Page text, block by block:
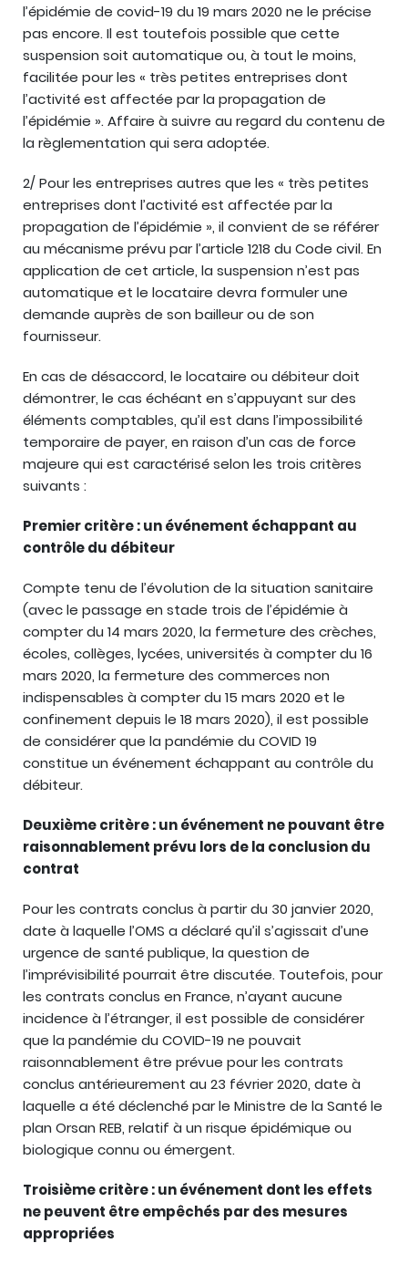
l’épidémie de covid-19 du 19 mars 2020 ne le précise
pas encore. Il est toutefois possible que cette
suspension soit automatique ou, à tout le moins,
facilitée pour les « très petites entreprises dont
l’activité est affectée par la propagation de
l’épidémie ». Affaire à suivre au regard du contenu de
la règlementation qui sera adoptée.
2/ Pour les entreprises autres que les « très petites
entreprises dont l’activité est affectée par la
propagation de l’épidémie », il convient de se référer
au mécanisme prévu par l’article 1218 du Code civil. En
application de cet article, la suspension n’est pas
automatique et le locataire devra formuler une
demande auprès de son bailleur ou de son
fournisseur.
En cas de désaccord, le locataire ou débiteur doit
démontrer, le cas échéant en s’appuyant sur des
éléments comptables, qu’il est dans l’impossibilité
temporaire de payer, en raison d’un cas de force
majeure qui est caractérisé selon les trois critères
suivants :
Premier critère : un événement échappant au
contrôle du débiteur
Compte tenu de l’évolution de la situation sanitaire
(avec le passage en stade trois de l’épidémie à
compter du 14 mars 2020, la fermeture des crèches,
écoles, collèges, lycées, universités à compter du 16
mars 2020, la fermeture des commerces non
indispensables à compter du 15 mars 2020 et le
confinement depuis le 18 mars 2020), il est possible
de considérer que la pandémie du COVID 19
constitue un événement échappant au contrôle du
débiteur.
Deuxième critère : un événement ne pouvant être
raisonnablement prévu lors de la conclusion du
contrat
Pour les contrats conclus à partir du 30 janvier 2020,
date à laquelle l’OMS a déclaré qu’il s’agissait d’une
urgence de santé publique, la question de
l’imprévisibilité pourrait être discutée. Toutefois, pour
les contrats conclus en France, n’ayant aucune
incidence à l’étranger, il est possible de considérer
que la pandémie du COVID-19 ne pouvait
raisonnablement être prévue pour les contrats
conclus antérieurement au 23 février 2020, date à
laquelle a été déclenché par le Ministre de la Santé le
plan Orsan REB, relatif à un risque épidémique ou
biologique connu ou émergent.
Troisième critère : un événement dont les effets
ne peuvent être empêchés par des mesures
appropriées